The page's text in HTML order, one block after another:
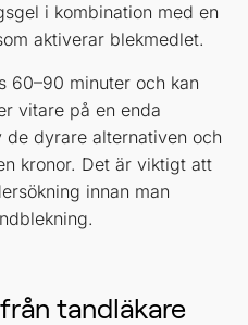
i kombination med en
aktiverar blekmedlet.
60–90 minuter och kan
vitare på en enda
de dyrare alternativen och
kronor. Det är viktigt att
innan man
tandläkare